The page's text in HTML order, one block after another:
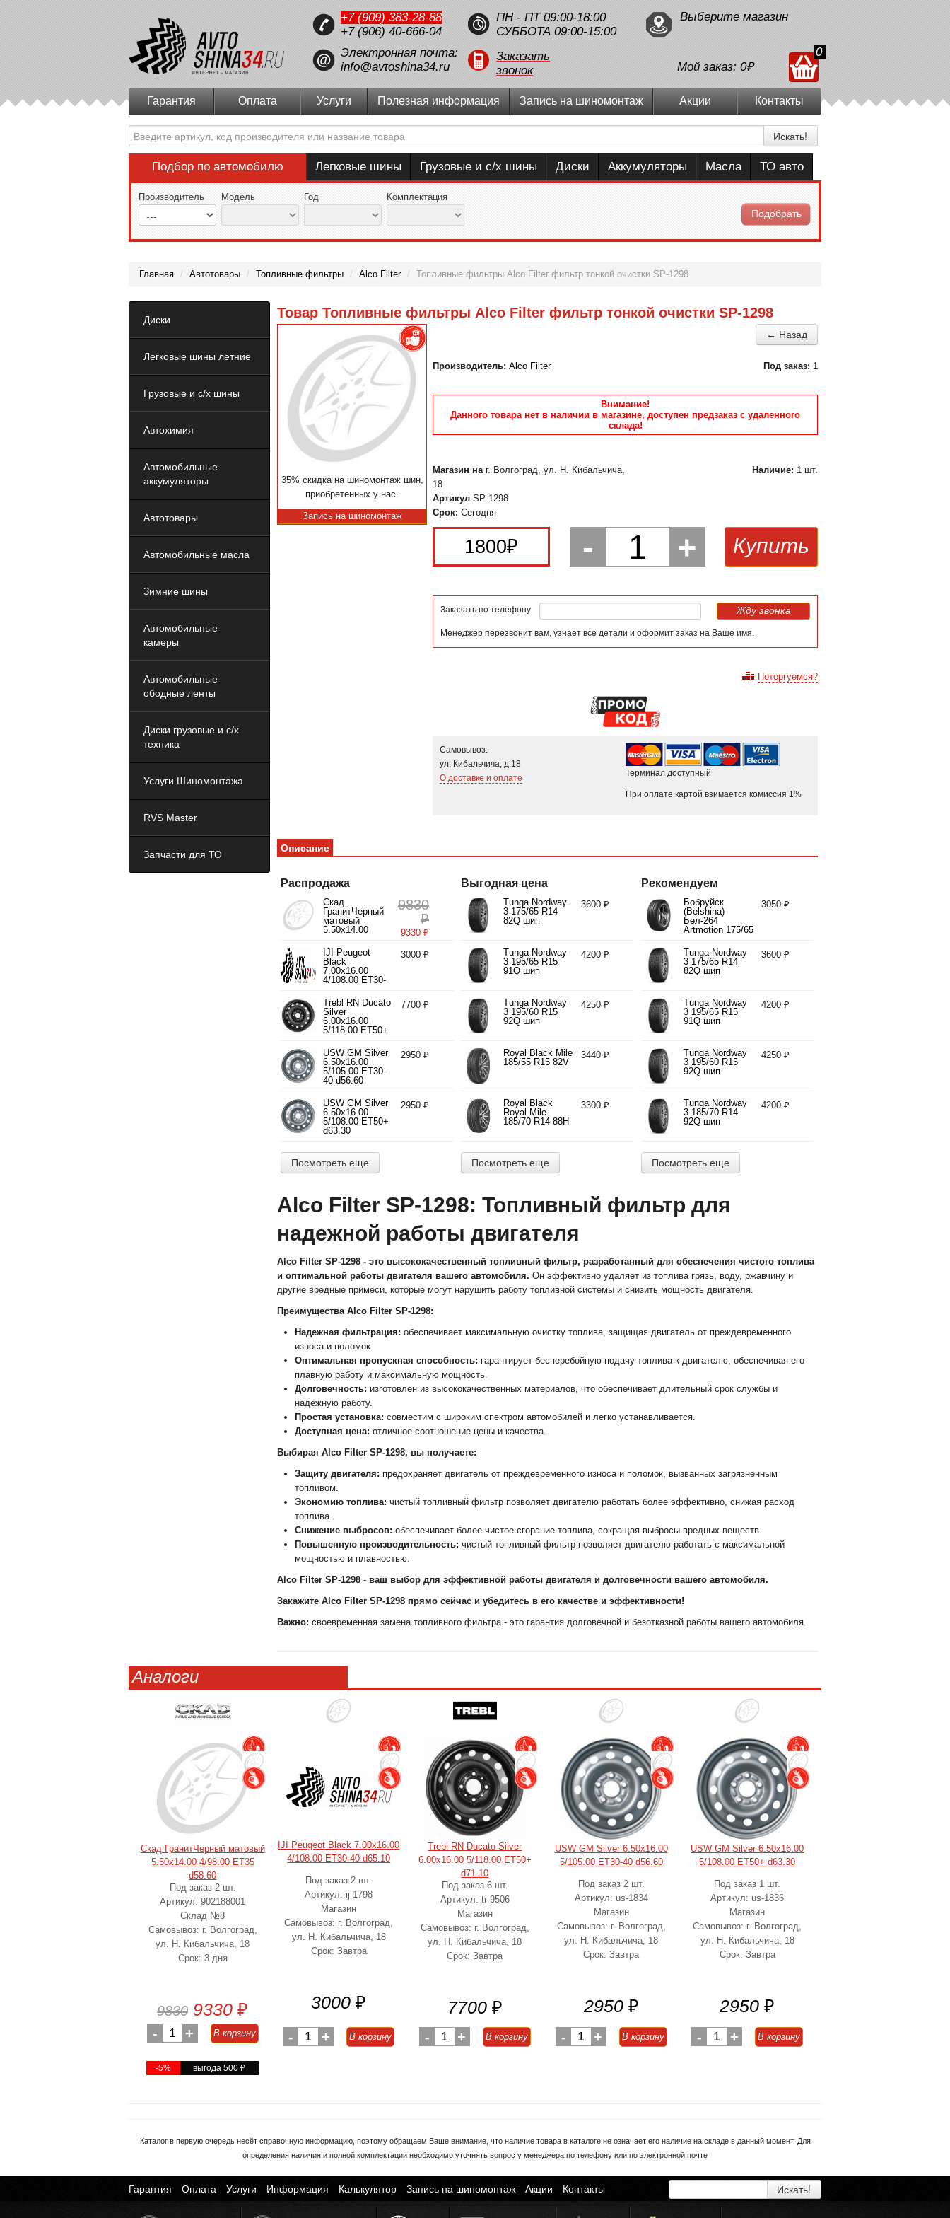
+7 (909) 383-28-88
+7 (906) 40-666-04
Электронная почта:
info@avtoshina34.ru
ПН - ПТ 09:00-18:00
СУББОТА 09:00-15:00
Заказать
звонок
Выберите магазин
Мой заказ: 0₽
0
Гарантия Оплата Услуги Полезная информация Запись на шиномонтаж Акции Контакты
Искать!
Подбор по автомобилю Легковые шины Грузовые и с/х шины Диски Аккумуляторы Масла ТО авто
Производитель Модель Год Комплектация
Подобрать
Главная / Автотовары / Топливные фильтры / Alco Filter / Топливные фильтры Alco Filter фильтр тонкой очистки SP-1298
Диски
Легковые шины летние
Грузовые и с/х шины
Автохимия
Автомобильные
аккумуляторы
Автотовары
Автомобильные масла
Зимние шины
Автомобильные
камеры
Автомобильные
ободные ленты
Диски грузовые и с/х
техника
Услуги Шиномонтажа
RVS Master
Запчасти для ТО
Товар Топливные фильтры Alco Filter фильтр тонкой очистки SP-1298
← Назад
35% скидка на шиномонтаж шин,
приобретенных у нас.
Запись на шиномонтаж
Под заказ: 1
Производитель: Alco Filter
Внимание!
Данного товара нет в наличии в магазине, доступен предзаказ с удаленного
склада!
Наличие: 1 шт.
Магазин на г. Волгоград, ул. Н. Кибальчича,
18
Артикул SP-1298
Срок: Сегодня
1800₽ - 1 + Купить
Заказать по телефону Жду звонка
Менеджер перезвонит вам, узнает все детали и оформит заказ на Ваше имя.
Поторгуемся?
Самовывоз:
ул. Кибальчича, д.18
О доставке и оплате
Терминал доступный
При оплате картой взимается комиссия 1%
Описание
Распродажа
Скад
ГранитЧерный
матовый
5.50x14.00
d58.60
9830
₽
9330 ₽
IJI Peugeot
Black
7.00x16.00
4/108.00 ET30-
3000 ₽
Trebl RN Ducato
Silver
6.00x16.00
5/118.00 ET50+
7700 ₽
USW GM Silver
6.50x16.00
5/105.00 ET30-
40 d56.60
2950 ₽
USW GM Silver
6.50x16.00
5/108.00 ET50+
d63.30
2950 ₽
Посмотреть еще
Выгодная цена
Tunga Nordway
3 175/65 R14
82Q шип
3600 ₽
Tunga Nordway
3 195/65 R15
91Q шип
4200 ₽
Tunga Nordway
3 195/60 R15
92Q шип
4250 ₽
Royal Black Mile
185/55 R15 82V
3440 ₽
Royal Black
Royal Mile
185/70 R14 88H
3300 ₽
Посмотреть еще
Рекомендуем
Бобруйск
(Belshina)
Бел-264
Artmotion 175/65
3050 ₽
Tunga Nordway
3 175/65 R14
82Q шип
3600 ₽
Tunga Nordway
3 195/65 R15
91Q шип
4200 ₽
Tunga Nordway
3 195/60 R15
92Q шип
4250 ₽
Tunga Nordway
3 185/70 R14
92Q шип
4200 ₽
Посмотреть еще
Alco Filter SP-1298: Топливный фильтр для
надежной работы двигателя
Alco Filter SP-1298 - это высококачественный топливный фильтр, разработанный для обеспечения чистого топлива
и оптимальной работы двигателя вашего автомобиля. Он эффективно удаляет из топлива грязь, воду, ржавчину и
другие вредные примеси, которые могут нарушить работу топливной системы и снизить мощность двигателя.
Преимущества Alco Filter SP-1298:
Надежная фильтрация: обеспечивает максимальную очистку топлива, защищая двигатель от преждевременного
износа и поломок.
Оптимальная пропускная способность: гарантирует бесперебойную подачу топлива к двигателю, обеспечивая его
плавную работу и максимальную мощность.
Долговечность: изготовлен из высококачественных материалов, что обеспечивает длительный срок службы и
надежную работу.
Простая установка: совместим с широким спектром автомобилей и легко устанавливается.
Доступная цена: отличное соотношение цены и качества.
Выбирая Alco Filter SP-1298, вы получаете:
Защиту двигателя: предохраняет двигатель от преждевременного износа и поломок, вызванных загрязненным
топливом.
Экономию топлива: чистый топливный фильтр позволяет двигателю работать более эффективно, снижая расход
топлива.
Снижение выбросов: обеспечивает более чистое сгорание топлива, сокращая выбросы вредных веществ.
Повышенную производительность: чистый топливный фильтр позволяет двигателю работать с максимальной
мощностью и плавностью.
Alco Filter SP-1298 - ваш выбор для эффективной работы двигателя и долговечности вашего автомобиля.
Закажите Alco Filter SP-1298 прямо сейчас и убедитесь в его качестве и эффективности!
Важно: своевременная замена топливного фильтра - это гарантия долговечной и безотказной работы вашего автомобиля.
Аналоги
Скад ГранитЧерный матовый
5.50x14.00 4/98.00 ET35
d58.60
Под заказ 2 шт.
Артикул: 902188001
Склад №8
Самовывоз: г. Волгоград,
ул. Н. Кибальчича, 18
Срок: 3 дня
9830 9330 ₽
- 1 + В корзину
-5% выгода 500₽
IJI Peugeot Black 7.00x16.00
4/108.00 ET30-40 d65.10
Под заказ 2 шт.
Артикул: ij-1798
Магазин
Самовывоз: г. Волгоград,
ул. Н. Кибальчича, 18
Срок: Завтра
3000 ₽
- 1 + В корзину
Trebl RN Ducato Silver
6.00x16.00 5/118.00 ET50+
d71.10
Под заказ 6 шт.
Артикул: tr-9506
Магазин
Самовывоз: г. Волгоград,
ул. Н. Кибальчича, 18
Срок: Завтра
7700 ₽
- 1 + В корзину
USW GM Silver 6.50x16.00
5/105.00 ET30-40 d56.60
Под заказ 2 шт.
Артикул: us-1834
Магазин
Самовывоз: г. Волгоград,
ул. Н. Кибальчича, 18
Срок: Завтра
2950 ₽
- 1 + В корзину
USW GM Silver 6.50x16.00
5/108.00 ET50+ d63.30
Под заказ 1 шт.
Артикул: us-1836
Магазин
Самовывоз: г. Волгоград,
ул. Н. Кибальчича, 18
Срок: Завтра
2950 ₽
- 1 + В корзину
Каталог в первую очередь несёт справочную информацию, поэтому обращаем Ваше внимание, что наличие товара в каталоге не означает его наличие на складе в данный момент. Для
определения наличия и полной комплектации необходимо уточнять вопрос у менеджера по телефону или по электронной почте
Гарантия Оплата Услуги Информация Калькулятор Запись на шиномонтаж Акции Контакты Искать!